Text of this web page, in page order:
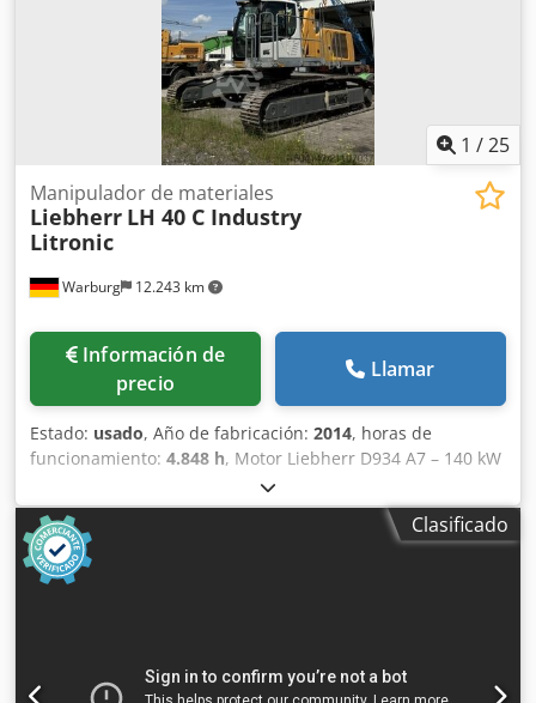
diferentes tipos de residuos. Es muy compacta e ideal para
su uso en interiores.
1 /25
Warburg 12.243 km
Manipulador de materiales
Liebherr LH 40 C Industry
Litronic
Información de
precio
Llamar
Estado: usado, Año de fabricación: 2014, horas de
funcionamiento: 4.848 h, Motor Liebherr D934 A7 – 140 kW
(EPA) Peso: 43 toneladas Bastidor inferior EW - Ancho:
3.800 mm - Vía: 4.500 mm - Zapatas, triple garra, 600 mm,
D6C, 56 eslabones - Guía de cadena de dos piezas Dedpfx
Aeyffm Sjcyock Pluma monobloque industrial, recta, Z1,
9,10 m Brazo industrial, extremo ligeramente angulado,
Apagado automático del motor Alarma de marcha,
Clasificado